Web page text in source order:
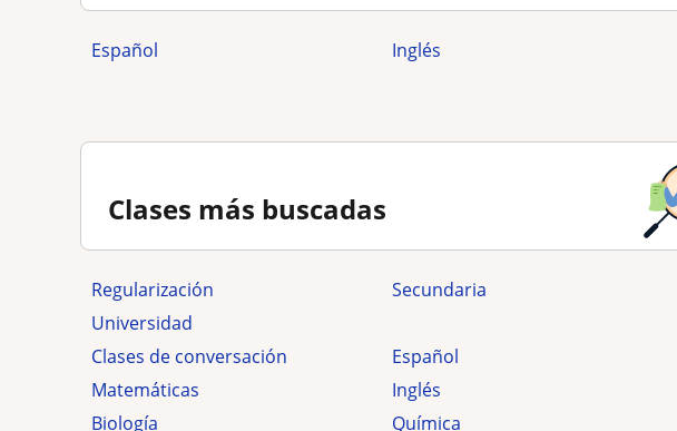
Español Inglés
Clases más buscadas
Regularización
secundaria
Universidad
Clases de conversación
Español
Matemáticas
Inglés
Biología
Química